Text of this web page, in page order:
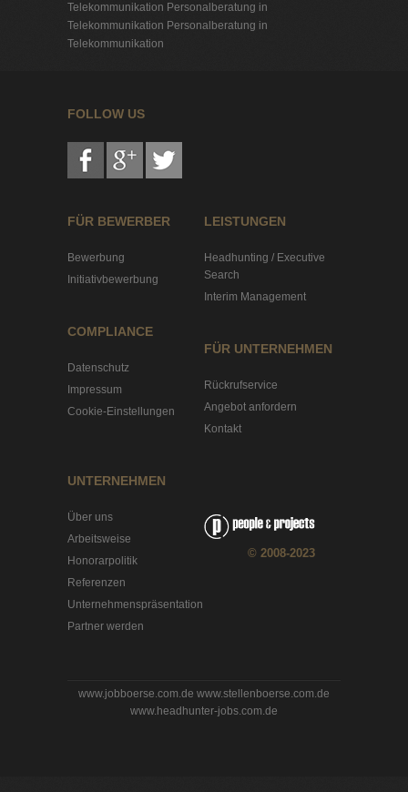
Telekommunikation Personalberatung in
Telekommunikation Personalberatung in
Telekommunikation
FOLLOW US
FÜR BEWERBER
Bewerbung
Initiativbewerbung
COMPLIANCE
Datenschutz
Impressum
Cookie-Einstellungen
LEISTUNGEN
Headhunting / Executive
Search
Interim Management
FÜR UNTERNEHMEN
Rückrufservice
Angebot anfordern
Kontakt
UNTERNEHMEN
Über uns
Arbeitsweise
Honorarpolitik
Referenzen
Unternehmenspräsentation
Partner werden
© 2008-2023
www.jobboerse.com.de www.stellenboerse.com.de
www.headhunter-jobs.com.de